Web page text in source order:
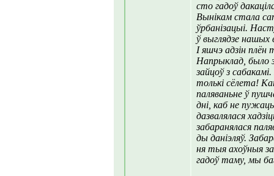
сто гадоў
Вынікам стала
ўрбанізацыі.
ў выглядзе нашых
І яшчэ адзін
Напрыклад, было
зайцоў з
толькі сёлета!
паляваньне ў
дні, каб не
дазвалялася
забаранялася
ды даніэляў.
ня тыя ахоўныя
гадоў таму, мы